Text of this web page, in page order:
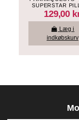
SUPERSTAR
10 STK
129,00
Læg i
indkøbskurv